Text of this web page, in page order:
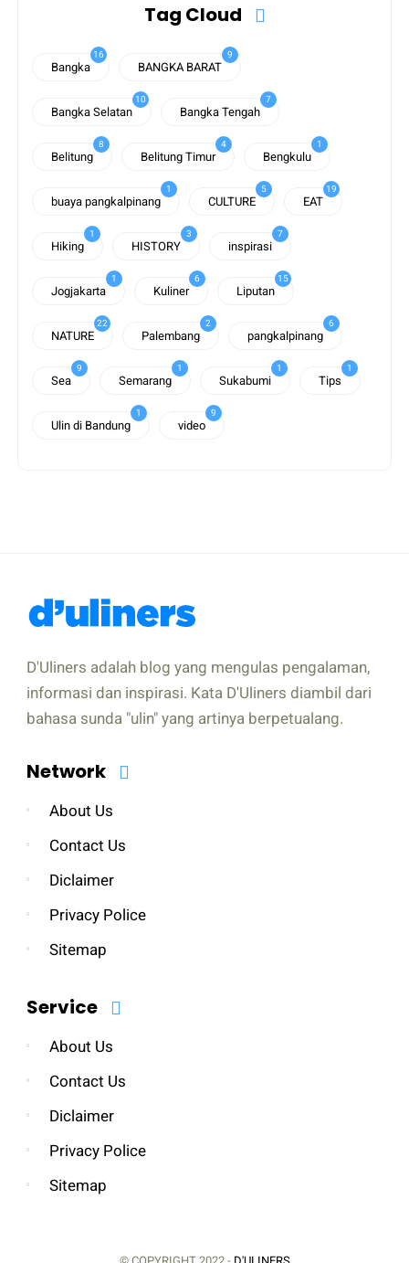
Tag Cloud
Bangka
16
BANGKA BARAT
9
Bangka Selatan
10
Bangka Tengah
7
Belitung
8
Belitung Timur
4
Bengkulu
1
buaya pangkalpinang
1
CULTURE
5
EAT
19
Hiking
1
HISTORY
3
inspirasi
7
Jogjakarta
1
Kuliner
6
Liputan
15
NATURE
22
Palembang
2
pangkalpinang
6
Sea
9
Semarang
1
Sukabumi
1
Tips
1
Ulin di Bandung
1
video
9
D'Uliners adalah blog yang mengulas pengalaman,
informasi dan inspirasi. Kata D'Uliners diambil dari
bahasa sunda "ulin" yang artinya berpetualang.
Network
About Us
Contact Us
Diclaimer
Privacy Police
Sitemap
Service
About Us
Contact Us
Diclaimer
Privacy Police
Sitemap